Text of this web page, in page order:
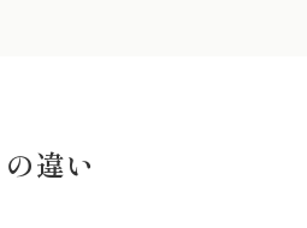
違い